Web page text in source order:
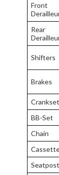
Front
Rear
Shifters
Brakes
Crankset
BB-Set
Chain
Seatpost